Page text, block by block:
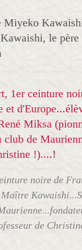
le père
noire de
de